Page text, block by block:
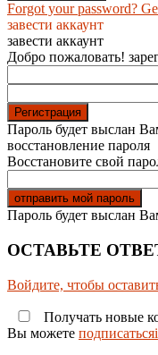
Forgot your password?
завести аккаунт
завести аккаунт
Добро пожаловать!
Пароль будет выслан
восстановление пароля
Восстановите свой
Пароль будет выслан
ОСТАВЬТЕ
Войдите, чтобы
Получать новые
Вы можете подписатьсяi